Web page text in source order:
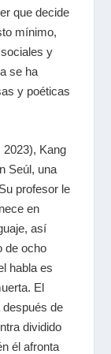
que decide
mínimo,
y
se ha
y poéticas
Kang
Seúl, una
profesor le
en
así
de ocho
habla es
El
después de
dividido
él afronta